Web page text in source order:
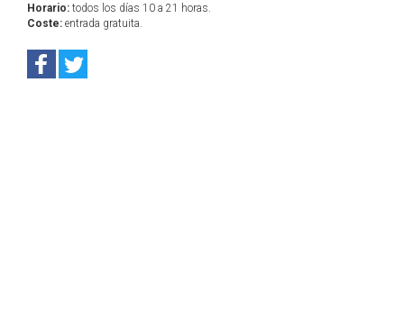
Horario: todos los días 10 a 21 horas.
Coste: entrada gratuita.